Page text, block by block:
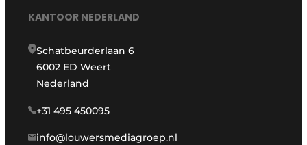
KANTOOR NEDERLAND
Schatbeurderlaan 6
6002 ED Weert
Nederland
+31 495 450095
info@louwersmediagroep.nl